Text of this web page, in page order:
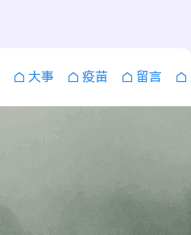
大事 疫苗 留言